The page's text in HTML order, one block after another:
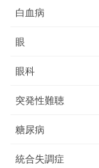
白血病
眼
眼科
突発性難聴
糖尿病
統合失調症